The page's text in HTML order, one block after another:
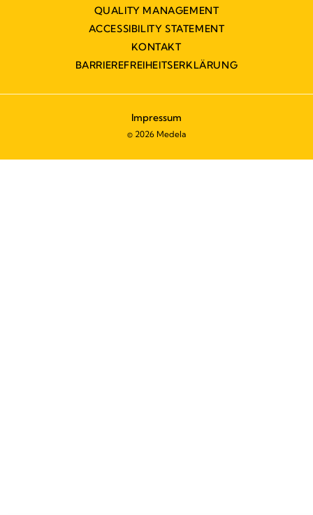
QUALITY MANAGEMENT
ACCESSIBILITY STATEMENT
KONTAKT
BARRIEREFREIHEITSERKLÄRUNG
Impressum
© 2026 Medela